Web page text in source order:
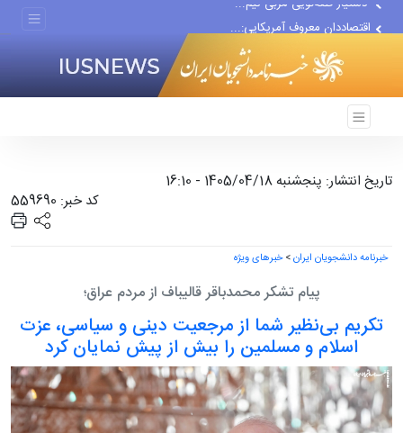
اقتصاددان معروف آمریکایی:...
تاریخ انتشار: پنجشنبه 1405/04/18 - 16:10
کد خبر: 559690
خبرنامه دانشجویان ایران>خبرهای ویژه
پیام تشکر محمدباقر قالیباف از مردم عراق؛
تکریم بی‌نظیر شما از مرجعیت دینی و سیاسی، عزت
اسلام و مسلمین را بیش از پیش نمایان کرد